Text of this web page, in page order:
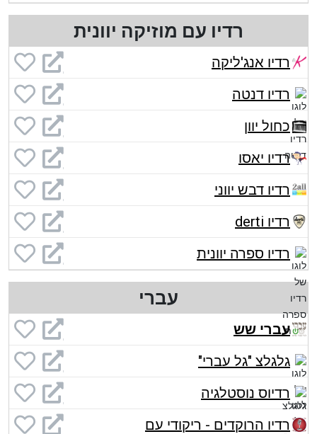
רדיו עם מוזיקה יוונית
רדיו אנג'ליקה
רדיו דנטה
כחול יוון
רדיו יאסו
רדיו דבש יווני
רדיו derti
רדיו ספרה יוונית
עברי
עברי שש
גלגלצ "גל עברי"
רדיוס נוסטלגיה
רדיו הרוקדים - ריקודי עם